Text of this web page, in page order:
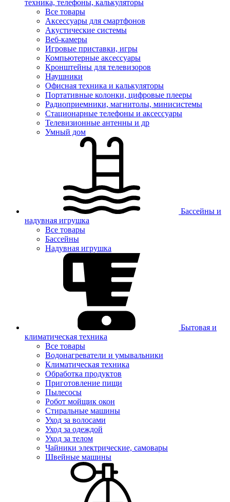
техника, телефоны, калькуляторы
Все товары
Аксессуары для смартфонов
Акустические системы
Веб-камеры
Игровые приставки, игры
Компьютерные аксессуары
Кронштейны для телевизоров
Наушники
Офисная техника и калькуляторы
Портативные колонки, цифровые плееры
Радиоприемники, магнитолы, минисистемы
Стационарные телефоны и аксессуары
Телевизионные антенны и др
Умный дом
Бассейны и
надувная игрушка
Все товары
Бассейны
Надувная игрушка
Бытовая и
климатическая техника
Все товары
Водонагреватели и умывальники
Климатическая техника
Обработка продуктов
Приготовление пищи
Пылесосы
Робот мойщик окон
Стиральные машины
Уход за волосами
Уход за одеждой
Уход за телом
Чайники электрические, самовары
Швейные машины